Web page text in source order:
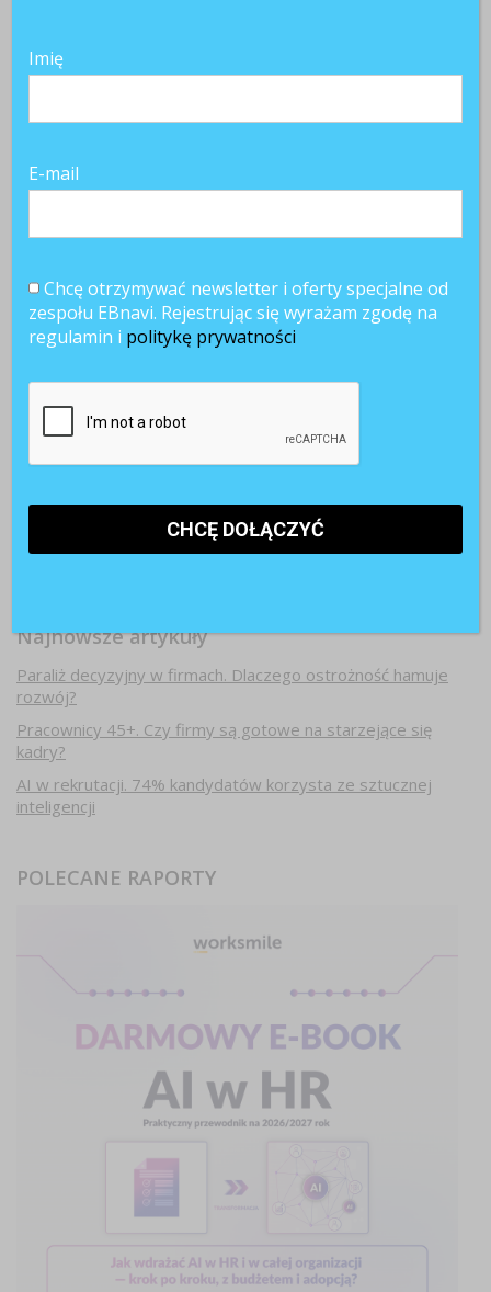
Najnowsze artykuły
Paraliż decyzyjny w firmach. Dlaczego ostrożność hamuje
rozwój?
Pracownicy 45+. Czy firmy są gotowe na starzejące się
kadry?
AI w rekrutacji. 74% kandydatów korzysta ze sztucznej
inteligencji
POLECANE RAPORTY
Imię
E-mail
Chcę otrzymywać newsletter i oferty specjalne od
zespołu EBnavi. Rejestrując się wyrażam zgodę na
regulamin i politykę prywatności